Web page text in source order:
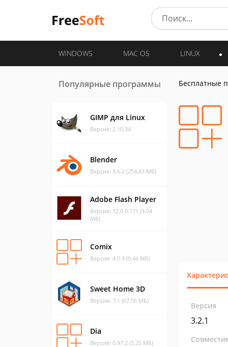
WINDOWS MAC OS LINUX
Популярные программы
GIMP для Linux
Версия: 2.10.34
Blender
Версия: 3.6.2 (254.83 МБ)
Adobe Flash Player
Версия: 32.0.0.171 (9.04
МБ)
Comix
Версия: 4.0.4 (0.46 МБ)
Sweet Home 3D
Версия: 7.1 (67.56 МБ)
Dia
Версия: 0.97.2 (5.25 МБ)
Бесплатные
Версия
3.2.1